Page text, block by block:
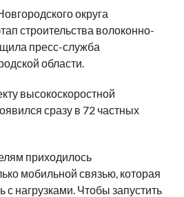
округа
строительства волоконно-
пресс-служба
области.
высокоскоростной
сразу в 72 частных
приходилось
мобильной связью, которая
с нагрузками. Чтобы запустить